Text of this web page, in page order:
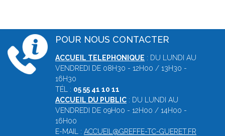
POUR NOUS CONTACTER
ACCUEIL TELEPHONIQUE : DU LUNDI AU
VENDREDI DE 08H30 - 12H00 / 13H30 -
16H30
TÉL : 05 55 41 10 11
ACCUEIL DU PUBLIC : DU LUNDI AU
VENDREDI DE 09H00 - 12H00 / 14H00 -
16H00
E-MAIL : ACCUEIL@GREFFE-TC-GUERET.FR